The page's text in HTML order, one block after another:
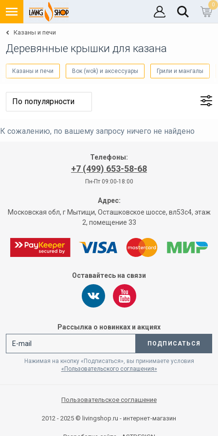
0
Казаны и печи
Деревянные крышки для казана
Казаны и печи Вок (wok) и аксессуары Грили и мангалы
К сожалению, по вашему запросу ничего не найдено
Телефоны:
+7 (499) 653-58-68
Пн-Пт 09:00-18:00
Адрес:
Московская обл, г Мытищи, Осташковское шоссе, вл53с4, этаж
2, помещение 33
Оставайтесь на связи
Рассылка о новинках и акциях
ПОДПИСАТЬСЯ
Нажимая на кнопку «Подписаться», вы принимаете условия
«Пользовательского соглашения»
Пользовательское соглашение
2012 - 2025 © livingshop.ru - интернет-магазин